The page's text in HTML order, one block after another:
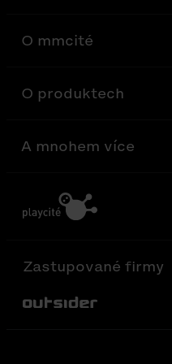
O mmcité
O produktech
A mnohem více
Zastupované firmy
Out-Sider